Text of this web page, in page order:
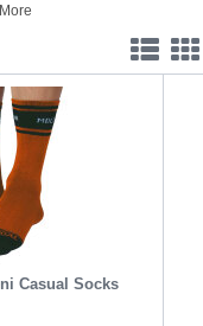
Casual Socks